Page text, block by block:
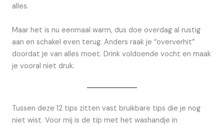
alles.
Maar het is nu eenmaal warm, dus doe overdag al rustig
aan en schakel even terug. Anders raak je “oververhit”
doordat je van alles moet. Drink voldoende vocht en maak
je vooral niet druk.
Tussen deze 12 tips zitten vast bruikbare tips die je nog
niet wist. Voor mij is de tip met het washandje in